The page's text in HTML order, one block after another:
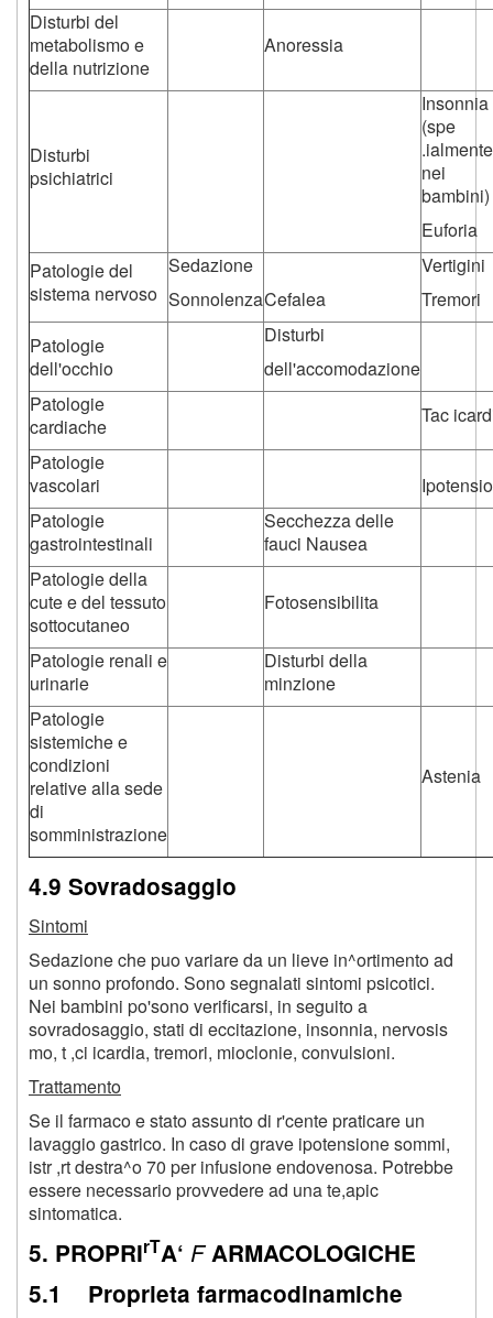
Disturbi del
metabolismo e
della nutrizione
Anoressia
Disturbi
psichiatrici
Insonnia
(spe
.ialmente
nei
bambini)
Euforia
Patologie del
sistema nervoso
Sedazione
SonnolenzaCefalea
Vertigini
Tremori
Patologie
dell'occhio
Disturbi
dell'accomodazione
Patologie
cardiache
Tac
Patologie
vascolari
Patologie
gastrointestinali
Secchezza delle
fauci Nausea
Patologie della
cute e del tessuto
sottocutaneo
Fotosensibilita
Patologie renali e
urinarie
Disturbi della
minzione
Patologie
sistemiche e
condizioni
relative alla sede
di
somministrazione
Astenia
4.9 Sovradosaggio
Sintomi
Sedazione che puo variare da un lieve in^ortimento ad
un sonno profondo. Sono segnalati sintomi psicotici.
Nei bambini po'sono verificarsi, in seguito a
sovradosaggio, stati di eccitazione, insonnia, nervosis
mo, t ,ci icardia, tremori, mioclonie, convulsioni.
Trattamento
Se il farmaco e stato assunto di r'cente praticare un
lavaggio gastrico. In caso di grave ipotensione sommi,
istr ,rt destra^o 70 per infusione endovenosa. Potrebbe
essere necessario provvedere ad una te,apic
sintomatica.
5. PROPRIrTA‘ FARMACOLOGICHE
5.1 Proprieta farmacodinamiche